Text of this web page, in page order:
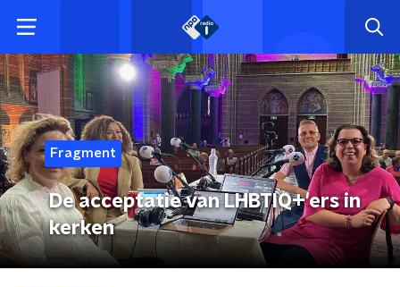
Fragment
De acceptatie van LHBTIQ+'ers in
kerken